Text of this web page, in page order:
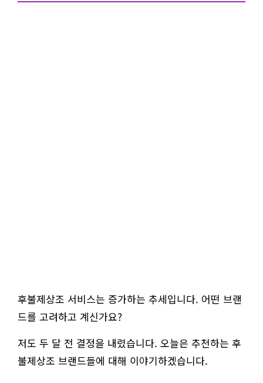
후불제상조 서비스는 증가하는 추세입니다. 어떤 브랜
드를 고려하고 계신가요?
저도 두 달 전 결정을 내렸습니다. 오늘은 추천하는 후
불제상조 브랜드들에 대해 이야기하겠습니다.